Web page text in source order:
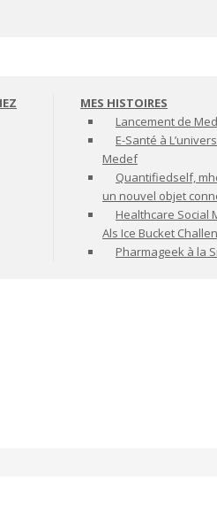
MES HISTOIRES
Lancement de
E-Santé à
Medef
Quantifiedself,
un nouvel objet
Healthcare Social
Als Ice Bucket
Pharmageek à la